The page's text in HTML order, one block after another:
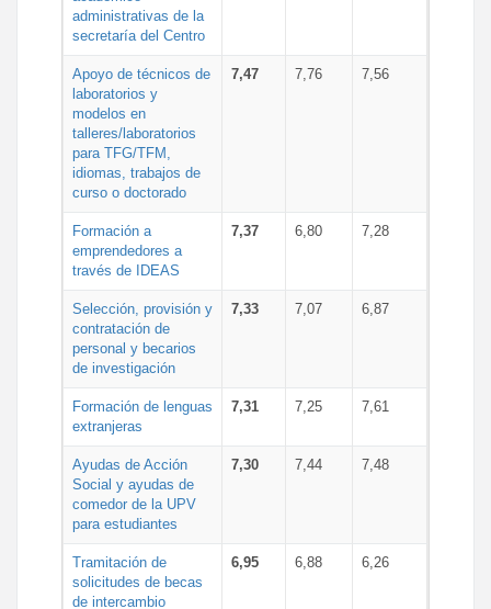
administrativas de la
secretaría del Centro
Apoyo de técnicos de
laboratorios y
modelos en
talleres/laboratorios
para TFG/TFM,
idiomas, trabajos de
curso o doctorado
7,47 7,76 7,56
Formación a
emprendedores a
través de IDEAS
7,37 6,80 7,28
Selección, provisión y
contratación de
personal y becarios
de investigación
7,33 7,07 6,87
Formación de lenguas
extranjeras
7,31 7,25 7,61
Ayudas de Acción
Social y ayudas de
comedor de la UPV
para estudiantes
7,30 7,44 7,48
Tramitación de
solicitudes de becas
de intercambio
6,95 6,88 6,26